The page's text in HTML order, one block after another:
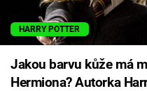
HARRY POTTER
Jakou barvu kůže má
Hermiona? Autorka